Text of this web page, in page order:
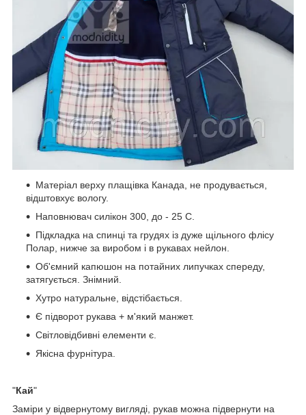
Матеріал верху плащівка Канада, не продувається,
відштовхує вологу.
Наповнювач силікон 300, до - 25 С.
Підкладка на спинці та грудях із дуже щільного флісу
Полар, нижче за виробом і в рукавах нейлон.
Об'ємний капюшон на потайних липучках спереду,
затягується. Знімний.
Хутро натуральне, відстібається.
Є підворот рукава + м'який манжет.
Світловідбивні елементи є.
Якісна фурнітура.
"Кай"
Заміри у відвернутому вигляді, рукав можна підвернути на